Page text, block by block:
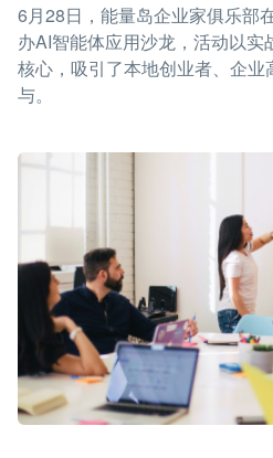
6月28日，能量岛企业家俱乐部
办AI智能体应用沙龙，活动以实
核心，吸引了本地创业者、企业
与。